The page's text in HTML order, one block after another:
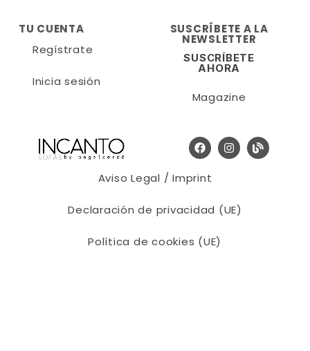
TU CUENTA
Regístrate
Inicia sesión
SUSCRÍBETE A LA
NEWSLETTER
SUSCRÍBETE
AHORA
Magazine
Aviso Legal / Imprint
Declaración de privacidad (UE)
Política de cookies (UE)